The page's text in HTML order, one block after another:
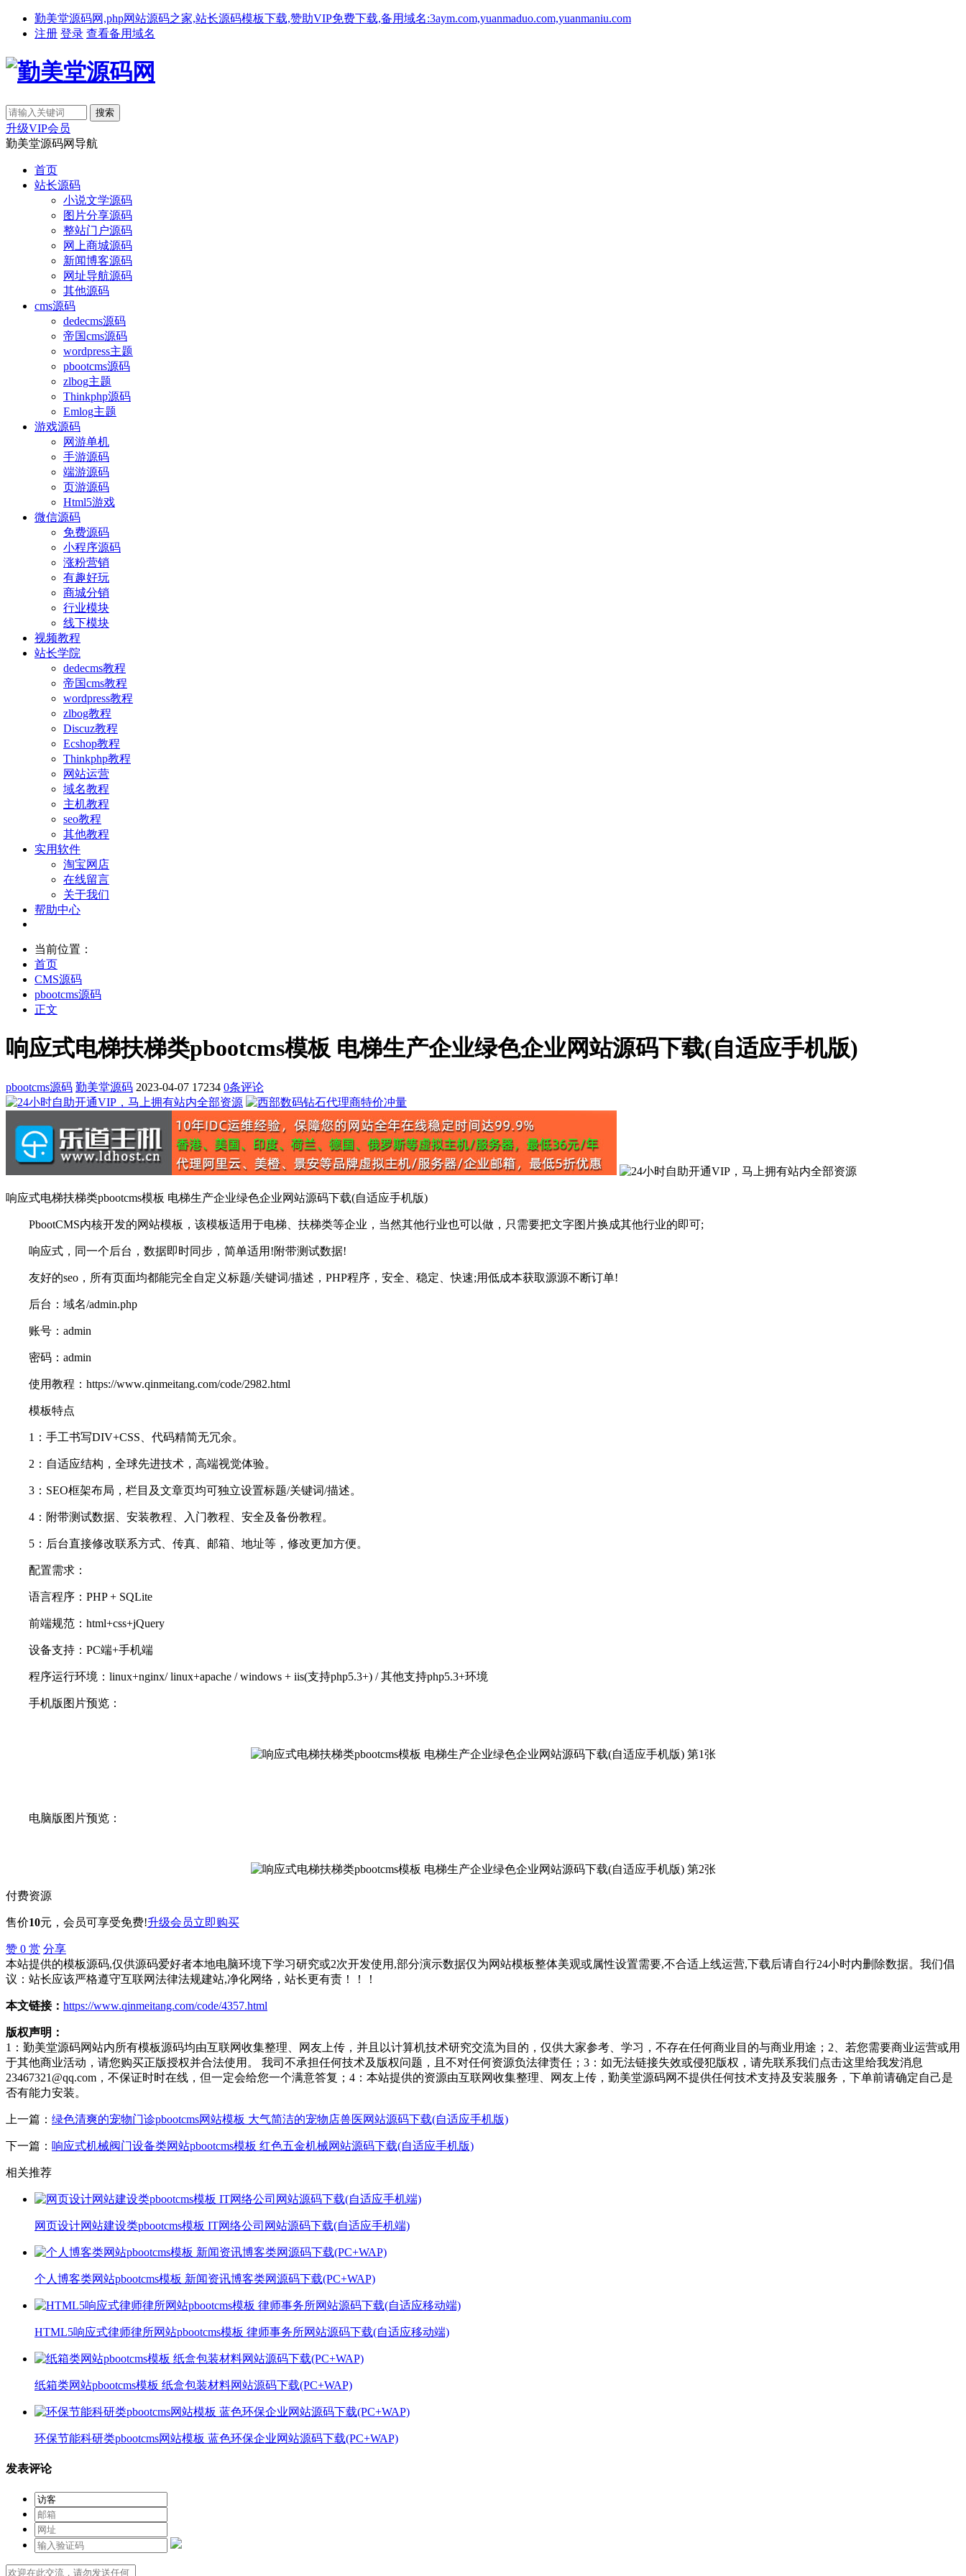
勤美堂源码网,php网站源码之家,站长源码模板下载,赞助VIP免费下载,备用域名:3aym.com,yuanmaduo.com,yuanmaniu.com
注册 登录 查看备用域名
升级VIP会员
勤美堂源码网导航
首页
站长源码
小说文学源码
图片分享源码
整站门户源码
网上商城源码
新闻博客源码
网址导航源码
其他源码
cms源码
dedecms源码
帝国cms源码
wordpress主题
pbootcms源码
zlbog主题
Thinkphp源码
Emlog主题
游戏源码
网游单机
手游源码
端游源码
页游源码
Html5游戏
微信源码
免费源码
小程序源码
涨粉营销
有趣好玩
商城分销
行业模块
线下模块
视频教程
站长学院
dedecms教程
帝国cms教程
wordpress教程
zlbog教程
Discuz教程
Ecshop教程
Thinkphp教程
网站运营
域名教程
主机教程
seo教程
其他教程
实用软件
淘宝网店
在线留言
关于我们
帮助中心
当前位置：
首页
CMS源码
pbootcms源码
正文
响应式电梯扶梯类pbootcms模板 电梯生产企业绿色企业网站源码下载(自适应手机版)
pbootcms源码 勤美堂源码 2023-04-07 17234 0条评论
响应式电梯扶梯类pbootcms模板 电梯生产企业绿色企业网站源码下载(自适应手机版)
PbootCMS内核开发的网站模板，该模板适用于电梯、扶梯类等企业，当然其他行业也可以做，只需要把文字图片换成其他行业的即可;
响应式，同一个后台，数据即时同步，简单适用!附带测试数据!
友好的seo，所有页面均都能完全自定义标题/关键词/描述，PHP程序，安全、稳定、快速;用低成本获取源源不断订单!
后台：域名/admin.php
账号：admin
密码：admin
使用教程：https://www.qinmeitang.com/code/2982.html
模板特点
1：手工书写DIV+CSS、代码精简无冗余。
2：自适应结构，全球先进技术，高端视觉体验。
3：SEO框架布局，栏目及文章页均可独立设置标题/关键词/描述。
4：附带测试数据、安装教程、入门教程、安全及备份教程。
5：后台直接修改联系方式、传真、邮箱、地址等，修改更加方便。
配置需求：
语言程序：PHP + SQLite
前端规范：html+css+jQuery
设备支持：PC端+手机端
程序运行环境：linux+nginx/ linux+apache / windows + iis(支持php5.3+) / 其他支持php5.3+环境
手机版图片预览：
电脑版图片预览：
付费资源
售价10元 ，会员可享受免费!升级会员立即购买
赞 0 赏 分享
本站提供的模板源码,仅供源码爱好者本地电脑环境下学习研究或2次开发使用,部分演示数据仅为网站模板整体美观或属性设置需要,不合适上线运营,下载后请自行24小时内删除数据。我们倡
议：站长应该严格遵守互联网法律法规建站,净化网络，站长更有责！！！
本文链接： https://www.qinmeitang.com/code/4357.html
版权声明：
1：勤美堂源码网站内所有模板源码均由互联网收集整理、网友上传，并且以计算机技术研究交流为目的，仅供大家参考、学习，不存在任何商业目的与商业用途；2、若您需要商业运营或用
于其他商业活动，请您购买正版授权并合法使用。 我司不承担任何技术及版权问题，且不对任何资源负法律责任；3：如无法链接失效或侵犯版权，请先联系我们点击这里给我发消息
23467321@qq.com，不保证时时在线，但一定会给您一个满意答复；4：本站提供的资源由互联网收集整理、网友上传，勤美堂源码网不提供任何技术支持及安装服务，下单前请确定自己是
否有能力安装。
上一篇： 绿色清爽的宠物门诊pbootcms网站模板 大气简洁的宠物店兽医网站源码下载(自适应手机版)
下一篇： 响应式机械阀门设备类网站pbootcms模板 红色五金机械网站源码下载(自适应手机版)
相关推荐
网页设计网站建设类pbootcms模板 IT网络公司网站源码下载(自适应手机端)
个人博客类网站pbootcms模板 新闻资讯博客类网源码下载(PC+WAP)
HTML5响应式律师律所网站pbootcms模板 律师事务所网站源码下载(自适应移动端)
纸箱类网站pbootcms模板 纸盒包装材料网站源码下载(PC+WAP)
环保节能科研类pbootcms网站模板 蓝色环保企业网站源码下载(PC+WAP)
发表评论